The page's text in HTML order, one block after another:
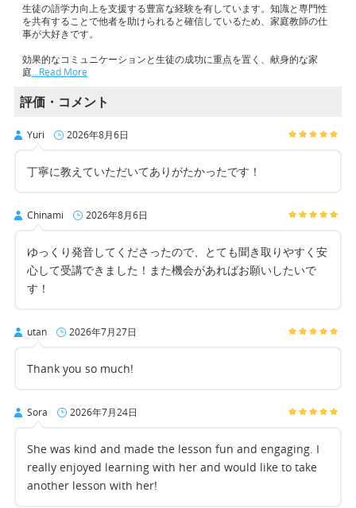
生徒の語学力向上を支援する豊富な経験を有しています。知識と専門性
を共有することで他者を助けられると確信しているため、家庭教師の仕
事が大好きです。
効果的なコミュニケーションと生徒の成功に重点を置く、献身的な家
庭…Read More
評価・コメント
Yuri 2026年8月6日
丁寧に教えていただいてありがたかったです！
Chinami 2026年8月6日
ゆっくり発音してくださったので、とても聞き取りやすく安
心して受講できました！また機会があればお願いしたいで
す！
utan 2026年7月27日
Thank you so much!
Sora 2026年7月24日
She was kind and made the lesson fun and engaging. I
really enjoyed learning with her and would like to take
another lesson with her!